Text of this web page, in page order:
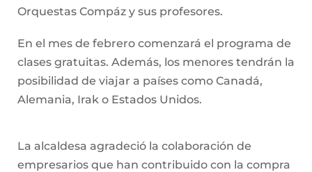
Orquestas Compáz y sus profesores.
En el mes de febrero comenzará el programa de
clases gratuitas. Además, los menores tendrán la
posibilidad de viajar a países como Canadá,
Alemania, Irak o Estados Unidos.
La alcaldesa agradeció la colaboración de
empresarios que han contribuido con la compra